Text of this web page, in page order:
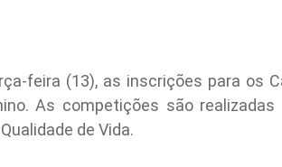
feira (13), as inscrições para os
As competições são realizadas
de Vida.